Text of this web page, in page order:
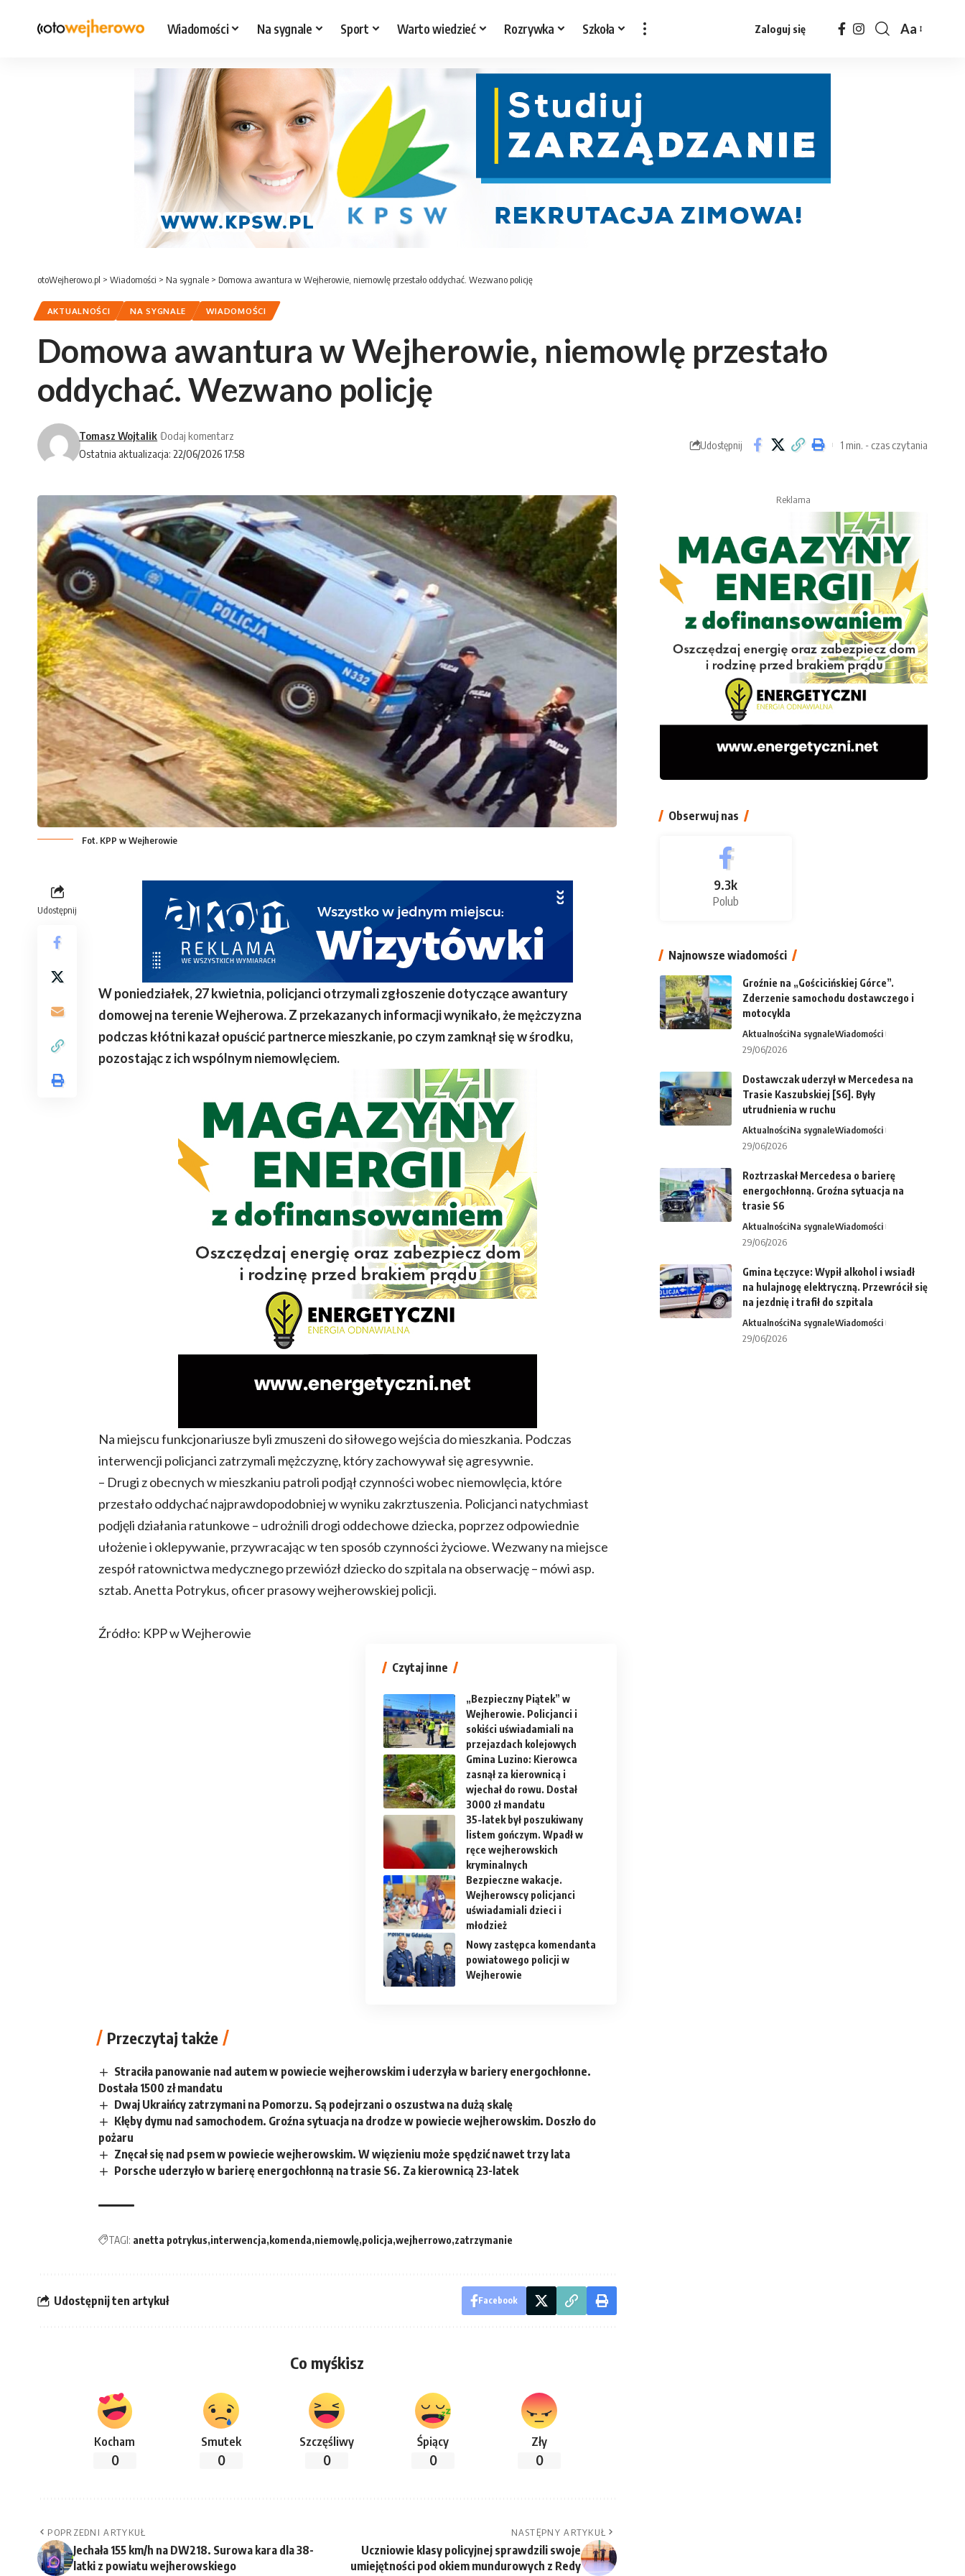
Wiadomości Na sygnale Sport Warto wiedzieć Rozrywka Szkoła Zaloguj się
Czcionka
Aa
otoWejherowo.pl > Wiadomości > Na sygnale > Domowa awantura w Wejherowie, niemowlę przestało oddychać. Wezwano policję
AKTUALNOŚCI NA SYGNALE WIADOMOŚCI
Domowa awantura w Wejherowie, niemowlę przestało
oddychać. Wezwano policję
Ostatnia aktualizacja: 22/06/2026 17:58
Tomasz Wojtalik Dodaj komentarz
Udostępnij 1 min. - czas czytania
Fot. KPP w Wejherowie
Udostępnij
W poniedziałek, 27 kwietnia, policjanci otrzymali zgłoszenie dotyczące awantury
domowej na terenie Wejherowa. Z przekazanych informacji wynikało, że mężczyzna
podczas kłótni kazał opuścić partnerce mieszkanie, po czym zamknął się w środku,
pozostając z ich wspólnym niemowlęciem.
Na miejscu funkcjonariusze byli zmuszeni do siłowego wejścia do mieszkania. Podczas
interwencji policjanci zatrzymali mężczyznę, który zachowywał się agresywnie.
– Drugi z obecnych w mieszkaniu patroli podjął czynności wobec niemowlęcia, które
przestało oddychać najprawdopodobniej w wyniku zakrztuszenia. Policjanci natychmiast
podjęli działania ratunkowe – udrożnili drogi oddechowe dziecka, poprzez odpowiednie
ułożenie i oklepywanie, przywracając w ten sposób czynności życiowe. Wezwany na miejsce
zespół ratownictwa medycznego przewiózł dziecko do szpitala na obserwację – mówi asp.
sztab. Anetta Potrykus, oficer prasowy wejherowskiej policji.
Źródło: KPP w Wejherowie
Czytaj inne
„Bezpieczny Piątek” w
Wejherowie. Policjanci i
sokiści uświadamiali na
przejazdach kolejowych
Gmina Luzino: Kierowca
zasnął za kierownicą i
wjechał do rowu. Dostał
3000 zł mandatu
35-latek był poszukiwany
listem gończym. Wpadł w
ręce wejherowskich
kryminalnych
Bezpieczne wakacje.
Wejherowscy policjanci
uświadamiali dzieci i
młodzież
Nowy zastępca komendanta
powiatowego policji w
Wejherowie
Przeczytaj także
Straciła panowanie nad autem w powiecie wejherowskim i uderzyła w bariery energochłonne.
Dostała 1500 zł mandatu
Dwaj Ukraińcy zatrzymani na Pomorzu. Są podejrzani o oszustwa na dużą skalę
Kłęby dymu nad samochodem. Groźna sytuacja na drodze w powiecie wejherowskim. Doszło do
pożaru
Znęcał się nad psem w powiecie wejherowskim. W więzieniu może spędzić nawet trzy lata
Porsche uderzyło w barierę energochłonną na trasie S6. Za kierownicą 23-latek
TAGI: anetta potrykus interwencja komenda niemowlę policja wejherrowo zatrzymanie
Udostępnij ten artykuł Facebook
Co myśkisz
Kocham
0
Smutek
0
Szczęśliwy
0
Śpiący
0
Zły
0
POPRZEDNI ARTYKUŁ
Jechała 155 km/h na DW218. Surowa kara dla 38-
latki z powiatu wejherowskiego
NASTĘPNY ARTYKUŁ
Uczniowie klasy policyjnej sprawdzili swoje
umiejętności pod okiem mundurowych z Redy
Reklama
Obserwuj nas
9.3k
Polub
Najnowsze wiadomości
Groźnie na „Gościcińskiej Górce”.
Zderzenie samochodu dostawczego i
motocykla
AktualnościNa sygnaleWiadomości
29/06/2026
Dostawczak uderzył w Mercedesa na
Trasie Kaszubskiej [S6]. Były
utrudnienia w ruchu
AktualnościNa sygnaleWiadomości
29/06/2026
Roztrzaskał Mercedesa o barierę
energochłonną. Groźna sytuacja na
trasie S6
AktualnościNa sygnaleWiadomości
29/06/2026
Gmina Łęczyce: Wypił alkohol i wsiadł
na hulajnogę elektryczną. Przewrócił się
na jezdnię i trafił do szpitala
AktualnościNa sygnaleWiadomości
29/06/2026